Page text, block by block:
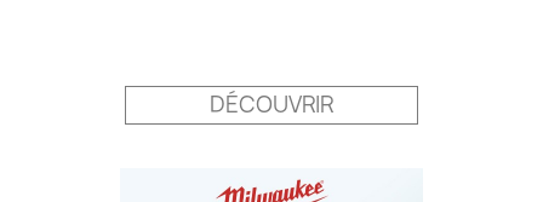
DÉCOUVRIR